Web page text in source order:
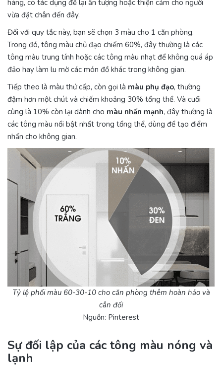
hàng, có tác dụng để lại ấn tượng hoặc thiện cảm cho người
vừa đặt chân đến đây.
Đối với quy tắc này, bạn sẽ chọn 3 màu cho 1 căn phòng.
Trong đó, tông màu chủ đạo chiếm 60%, đây thường là các
tông màu trung tính hoặc các tông màu nhạt để không quá áp
đảo hay làm lu mờ các món đồ khác trong không gian.
Tiếp theo là màu thứ cấp, còn gọi là màu phụ đạo, thường
đậm hơn một chút và chiếm khoảng 30% tổng thể. Và cuối
cùng là 10% còn lại dành cho màu nhấn mạnh, đây thường là
các tông màu nổi bật nhất trong tổng thể, dùng để tạo điểm
nhấn cho không gian.
Tỷ lệ phối màu 60-30-10 cho căn phòng thêm hoàn hảo và
cân đối
Nguồn: Pinterest
Sự đối lập của các tông màu nóng và
lạnh